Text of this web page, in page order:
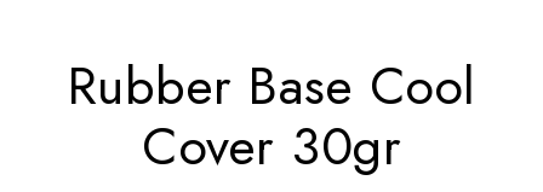
Rubber Base Cool
Cover 30gr